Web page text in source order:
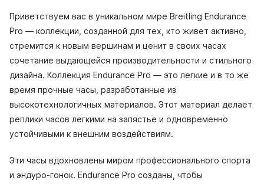
Приветствуем вас в уникальном мире Breitling Endurance
Pro — коллекции, созданной для тех, кто живет активно,
стремится к новым вершинам и ценит в своих часах
сочетание выдающейся производительности и стильного
дизайна. Коллекция Endurance Pro — это легкие и в то же
время прочные часы, разработанные из
высокотехнологичных материалов. Этот материал делает
реплики часов легкими на запястье и одновременно
устойчивыми к внешним воздействиям.
Эти часы вдохновлены миром профессионального спорта
и эндуро-гонок. Endurance Pro созданы, чтобы